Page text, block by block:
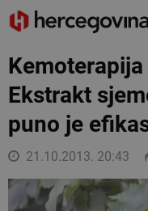
Ekstrakt
puno je
21.10.2013. 20:43